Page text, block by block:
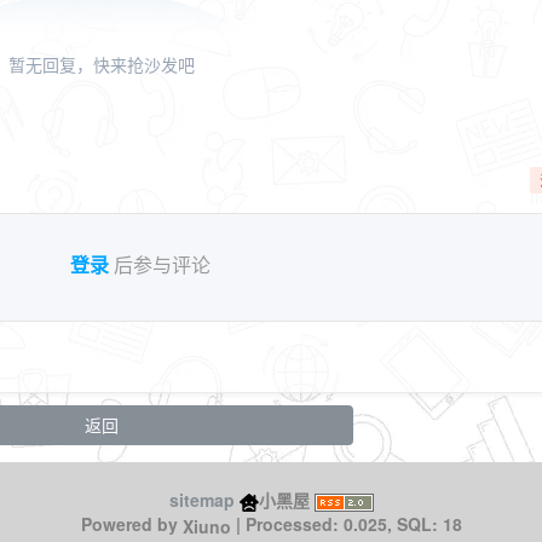
暂无回复，快来抢沙发吧
登录 后参与评论
返回
sitemap
小黑屋
Powered by Xiuno | Processed: 0.025, SQL: 18